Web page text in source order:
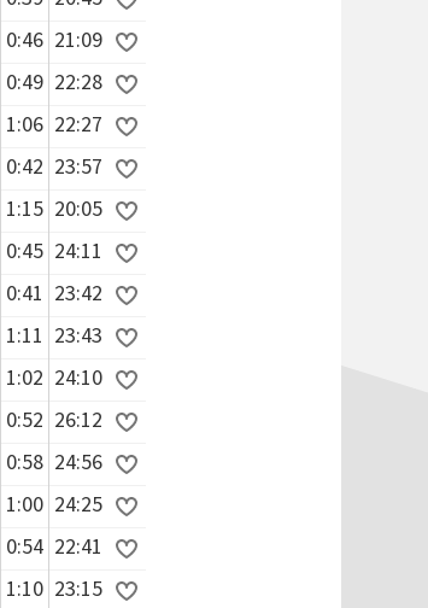
0:46 21:09
0:49 22:28
1:06 22:27
0:42 23:57
1:15 20:05
0:45 24:11
0:41 23:42
1:11 23:43
1:02 24:10
0:52 26:12
0:58 24:56
1:00 24:25
0:54 22:41
1:10 23:15